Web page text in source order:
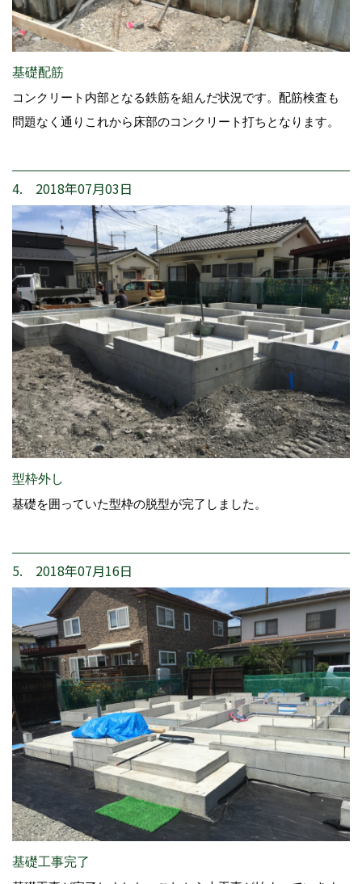
基礎配筋
コンクリート内部となる鉄筋を組んだ状況です。配筋検査も
問題なく通りこれから床部のコンクリート打ちとなります。
4. 2018年07月03日
型枠外し
基礎を囲っていた型枠の脱型が完了しました。
5. 2018年07月16日
基礎工事完了